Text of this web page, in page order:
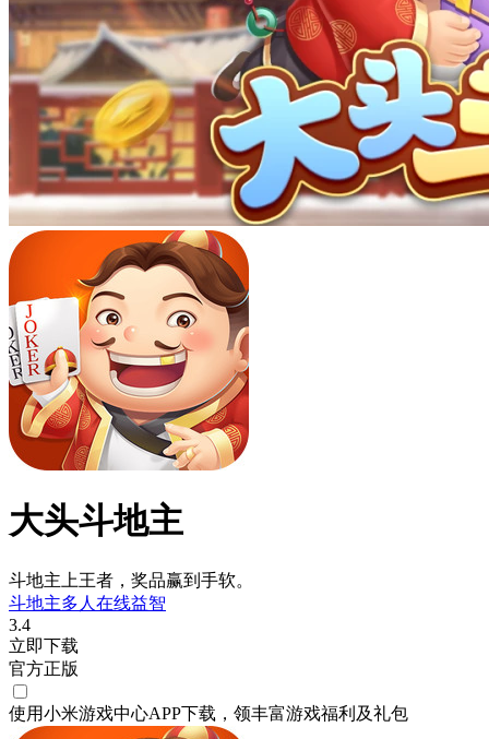
大头斗地主
斗地主上王者，奖品赢到手软。
斗地主多人在线益智
3.4
立即下载
官方正版
使用小米游戏中心APP下载 ，领丰富游戏福利 及礼包